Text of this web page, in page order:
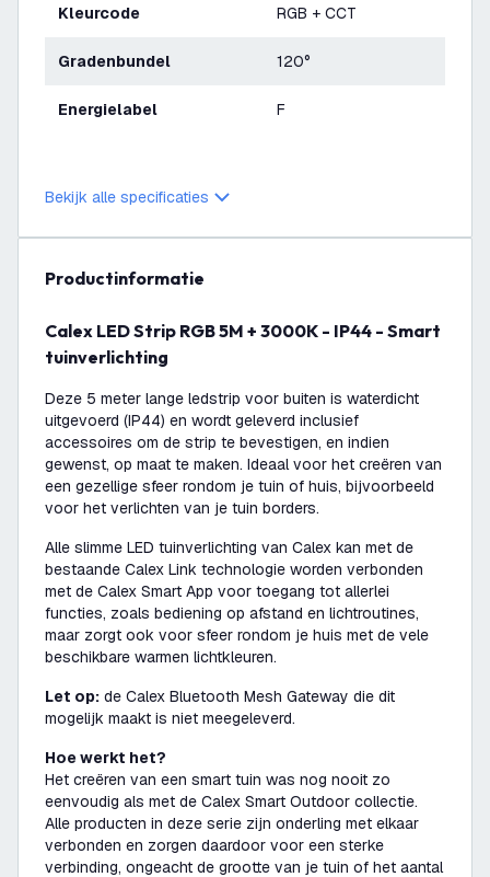
Kleurcode RGB + CCT
Gradenbundel 120°
Energielabel F
Bekijk alle specificaties
productinformatie
Calex LED Strip RGB 5M + 3000K - IP44 - Smart
tuinverlichting
Deze 5 meter lange ledstrip voor buiten is waterdicht
uitgevoerd (IP44) en wordt geleverd inclusief
accessoires om de strip te bevestigen, en indien
gewenst, op maat te maken. Ideaal voor het creëren van
een gezellige sfeer rondom je tuin of huis, bijvoorbeeld
voor het verlichten van je tuin borders.
Alle slimme LED tuinverlichting van Calex kan met de
bestaande Calex Link technologie worden verbonden
met de Calex Smart App voor toegang tot allerlei
functies, zoals bediening op afstand en lichtroutines,
maar zorgt ook voor sfeer rondom je huis met de vele
beschikbare warmen lichtkleuren.
Let op: de Calex Bluetooth Mesh Gateway die dit
mogelijk maakt is niet meegeleverd.
Hoe werkt het?
Het creëren van een smart tuin was nog nooit zo
eenvoudig als met de Calex Smart Outdoor collectie.
Alle producten in deze serie zijn onderling met elkaar
verbonden en zorgen daardoor voor een sterke
verbinding, ongeacht de grootte van je tuin of het aantal